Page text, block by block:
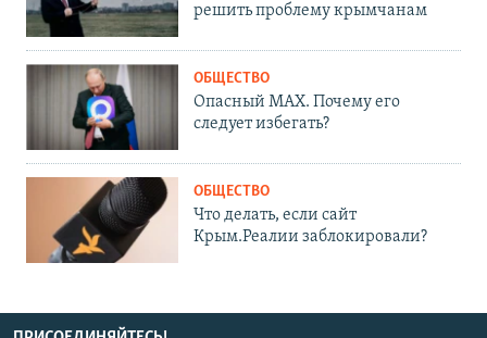
решить проблему крымчанам
ОБЩЕСТВО
Опасный MAX. Почему его
следует избегать?
ОБЩЕСТВО
Что делать, если сайт
Крым.Реалии заблокировали?